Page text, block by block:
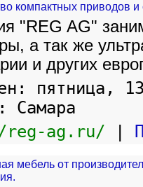
компактных приводов
"REG AG"
а так же
и других
пятница,
Самара
ag.ru/
мебель от